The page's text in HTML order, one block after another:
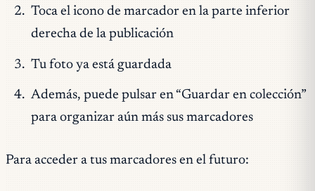
Toca el icono de marcador en la parte inferior
derecha de la publicación
Tu foto ya está guardada
Además, puede pulsar en “Guardar en colección”
para organizar aún más sus marcadores
Para acceder a tus marcadores en el futuro: